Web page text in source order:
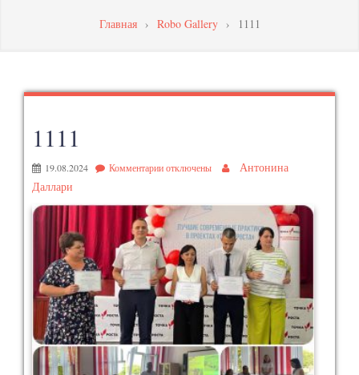
МАСТЕРСТВА
РАБОТНИКОВ
Главная› Robo Gallery› 1111
1111
19.08.2024 Комментарииотключены
Антонина
Даллари